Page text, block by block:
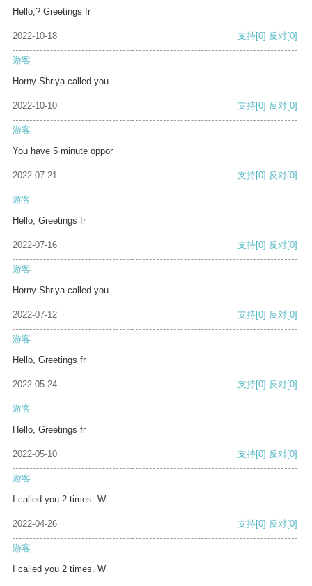
Hello,? Greetings fr
2022-10-18 支持[0] 反对[0]
游客
Horny Shriya called you
2022-10-10 支持[0] 反对[0]
游客
You have 5 minute oppor
2022-07-21 支持[0] 反对[0]
游客
Hello, Greetings fr
2022-07-16 支持[0] 反对[0]
游客
Horny Shriya called you
2022-07-12 支持[0] 反对[0]
游客
Hello, Greetings fr
2022-05-24 支持[0] 反对[0]
游客
Hello, Greetings fr
2022-05-10 支持[0] 反对[0]
游客
I called you 2 times. W
2022-04-26 支持[0] 反对[0]
游客
I called you 2 times. W